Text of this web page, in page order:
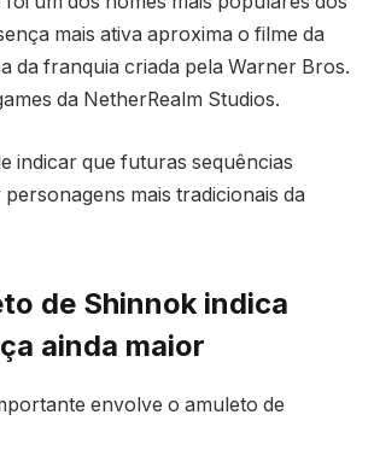
mais ativa aproxima o filme da
da franquia criada pela Warner Bros.
da NetherRealm Studios.
indicar que futuras sequências
mais tradicionais da
de Shinnok indica
ainda maior
envolve o amuleto de